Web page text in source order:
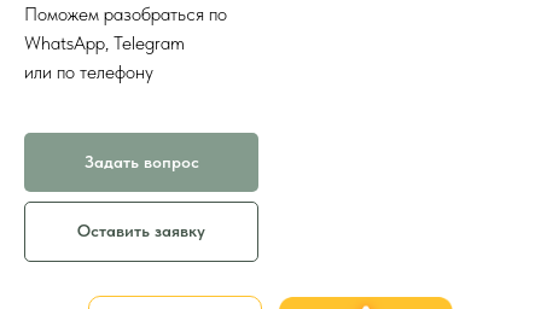
Поможем разобраться по
WhatsApp, Telegram
или по телефону
Задать вопрос
Оставить заявку